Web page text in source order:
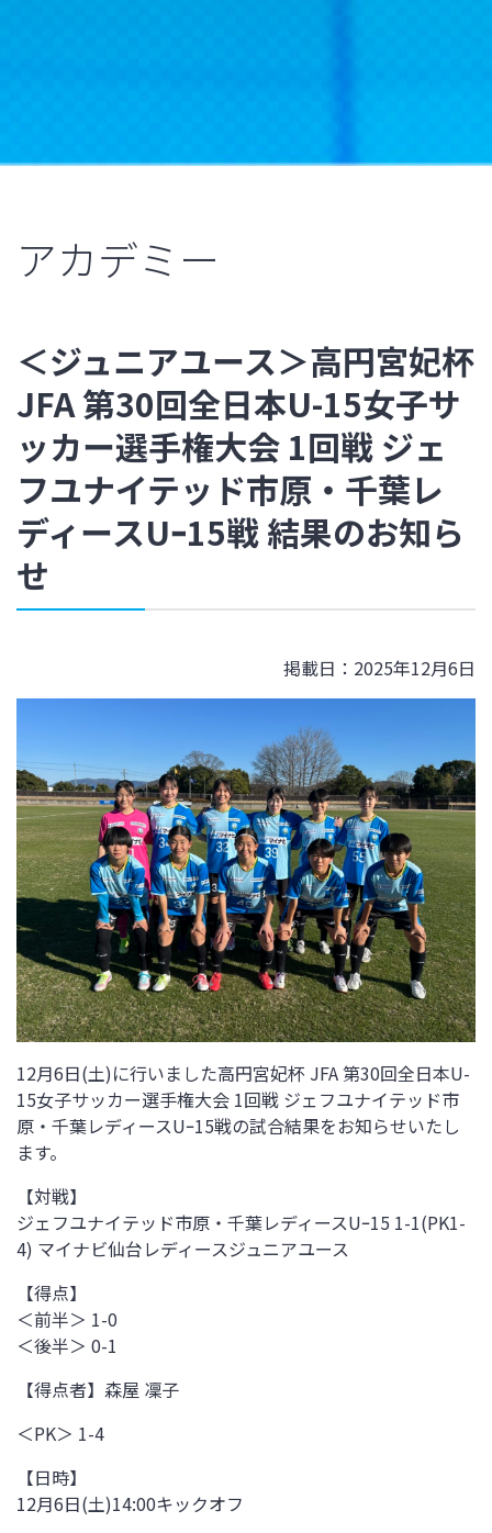
アカデミー
＜ジュニアユース＞高円宮妃杯
JFA 第30回全日本U-15女子サ
ッカー選手権大会 1回戦 ジェ
フユナイテッド市原・千葉レ
ディースUｰ15戦 結果のお知ら
せ
掲載日：2025年12月6日
12月6日(土)に行いました高円宮妃杯 JFA 第30回全日本U-
15女子サッカー選手権大会 1回戦 ジェフユナイテッド市
原・千葉レディースUｰ15戦の試合結果をお知らせいたし
ます。
【対戦】
ジェフユナイテッド市原・千葉レディースUｰ15 1-1(PK1-
4) マイナビ仙台レディースジュニアユース
【得点】
＜前半＞ 1-0
＜後半＞ 0-1
【得点者】 森屋 凜子
＜PK＞ 1-4
【日時】
12月6日(土)14:00キックオフ